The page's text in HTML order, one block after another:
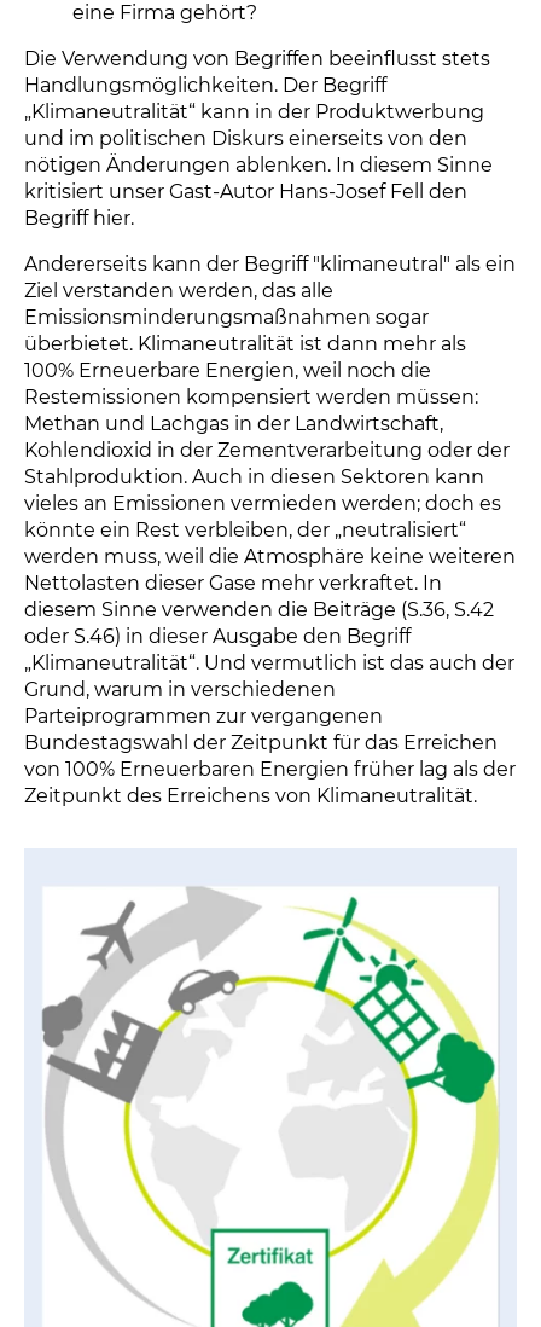
eine Firma gehört?
Die Verwendung von Begriffen beeinflusst stets
Handlungsmöglichkeiten. Der Begriff
„Klimaneutralität“ kann in der Produktwerbung
und im politischen Diskurs einerseits von den
nötigen Änderungen ablenken. In diesem Sinne
kritisiert unser Gast-Autor Hans-Josef Fell den
Begriff hier.
Andererseits kann der Begriff "klimaneutral" als ein
Ziel verstanden werden, das alle
Emissionsminderungsmaßnahmen sogar
überbietet. Klimaneutralität ist dann mehr als
100% Erneuerbare Energien, weil noch die
Restemissionen kompensiert werden müssen:
Methan und Lachgas in der Landwirtschaft,
Kohlendioxid in der Zementverarbeitung oder der
Stahlproduktion. Auch in diesen Sektoren kann
vieles an Emissionen vermieden werden; doch es
könnte ein Rest verbleiben, der „neutralisiert“
werden muss, weil die Atmosphäre keine weiteren
Nettolasten dieser Gase mehr verkraftet. In
diesem Sinne verwenden die Beiträge (S.36, S.42
oder S.46) in dieser Ausgabe den Begriff
„Klimaneutralität“. Und vermutlich ist das auch der
Grund, warum in verschiedenen
Parteiprogrammen zur vergangenen
Bundestagswahl der Zeitpunkt für das Erreichen
von 100% Erneuerbaren Energien früher lag als der
Zeitpunkt des Erreichens von Klimaneutralität.